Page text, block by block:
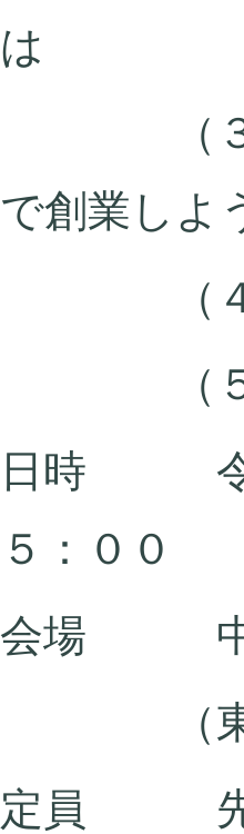
は
（３）自
で創業しよ
（４）
（５）
日時 令和
５：００
会場 中部
（東伯
定員 先